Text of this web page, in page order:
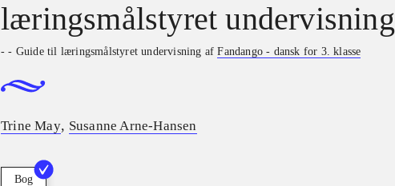
læringsmålstyret undervisning
- - Guide til læringsmålstyret undervisning afFandango - dansk for 3. klasse
Trine May, Susanne Arne-Hansen
Bog